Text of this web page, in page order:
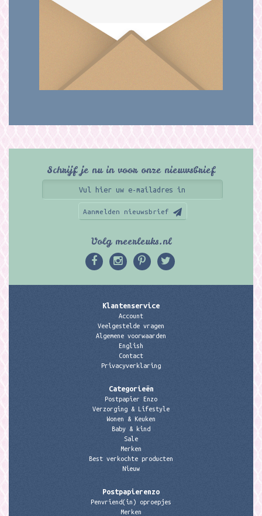
Schrijf je nu in voor onze nieuwsbrief
Aanmelden nieuwsbrief
Volg meerleuks.nl
Klantenservice
Account
Veelgestelde vragen
Algemene voorwaarden
English
Contact
Privacyverklaring
Categorieën
Postpapier Enzo
Verzorging & Lifestyle
Wonen & Keuken
Baby & kind
Sale
Merken
Best verkochte producten
Nieuw
Postpapierenzo
Penvriend(in) oproepjes
Merken